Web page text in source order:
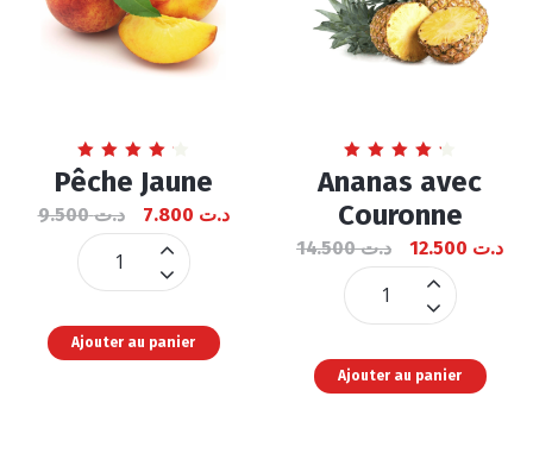
4.31
sur 5
Pêche Jaune
د.ت9.500 د.ت
Pêche
Jaune
Ajouter au panier
4.32
Ananas avec
Couronne
د.ت14.500 د.ت
Ananas
avec
quantité
Ajouter au panier